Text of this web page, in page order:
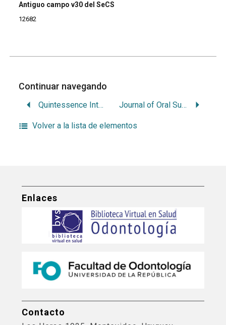
Antiguo campo v30 del SeCS
12682
Continuar navegando
Quintessence International Journal of Oral Surgery
Volver a la lista de elementos
Enlaces
Contacto